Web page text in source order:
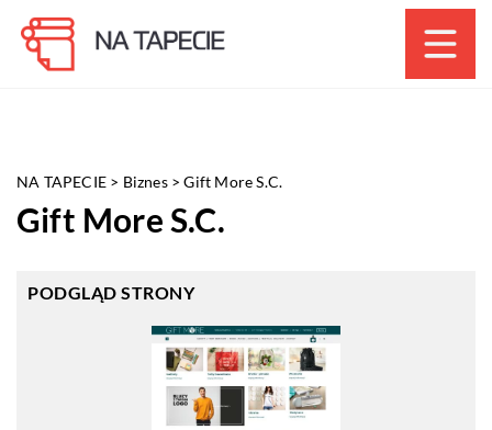
NA TAPECIE > Biznes>Gift More S.C.
Gift More S.C.
PODGLĄD STRONY